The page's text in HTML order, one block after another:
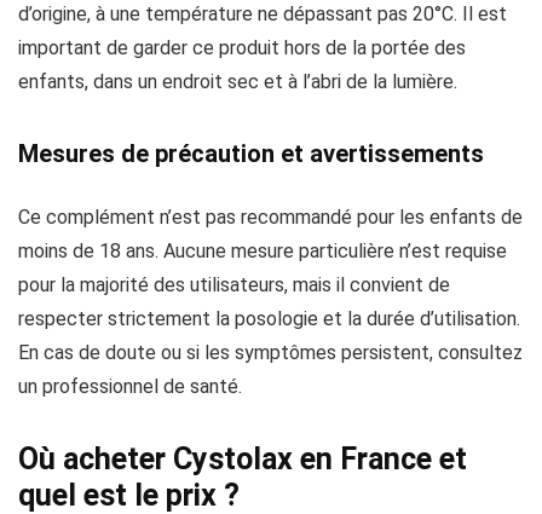
d’origine, à une température ne dépassant pas 20°C. Il est
important de garder ce produit hors de la portée des
enfants, dans un endroit sec et à l’abri de la lumière.
Mesures de précaution et avertissements
Ce complément n’est pas recommandé pour les enfants de
moins de 18 ans. Aucune mesure particulière n’est requise
pour la majorité des utilisateurs, mais il convient de
respecter strictement la posologie et la durée d’utilisation.
En cas de doute ou si les symptômes persistent, consultez
un professionnel de santé.
Où acheter Cystolax en France et
quel est le prix ?